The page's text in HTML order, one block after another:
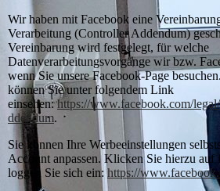
Wir haben mit Facebook eine
Verarbeitung (Controller Addendum)
Vereinbarung wird festgelegt, für welche
Datenverarbeitungsvorgänge wir bzw.
wenn Sie unsere Facebook-Page
können Sie unter folgendem Link
einsehen:https://www.facebook.com/
ddendum.
Sie können Ihre Werbeeinstellungen
Account anpassen. Klicken Sie hierzu
loggen Sie sich ein:https://